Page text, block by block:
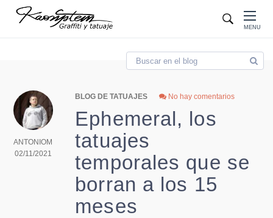
MENU
Blog
ANTONIOM
02/11/2021
BLOG DE TATUAJES No hay comentarios
Ephemeral, los
tatuajes
temporales que se
borran a los 15
meses